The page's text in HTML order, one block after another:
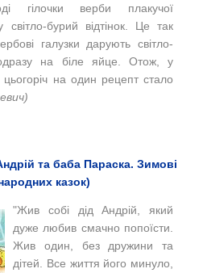
гілочки верби плакучої
бурий відтінок. Це так
галузки дарують світло-
одразу на біле яйце. Отож, у
на один рецепт стало
та баба Параска. Зимові
казок)
"Жив собі дід Андрій, який
дуже любив смачно попоїсти.
Жив один, без дружини та
дітей. Все життя його минуло,